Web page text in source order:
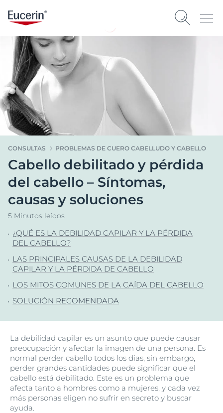
CONSULTAS PROBLEMAS DE CUERO CABELLUDO Y CABELLO
Cabello debilitado y pérdida
del cabello – Síntomas,
causas y soluciones
5 Minutos leídos
¿QUÉ ES LA DEBILIDAD CAPILAR Y LA PÉRDIDA
DEL CABELLO?
LAS PRINCIPALES CAUSAS DE LA DEBILIDAD
CAPILAR Y LA PÉRDIDA DE CABELLO
LOS MITOS COMUNES DE LA CAÍDA DEL CABELLO
SOLUCIÓN RECOMENDADA
La debilidad capilar es un asunto que puede causar
preocupación y afectar la imagen de una persona. Es
normal perder cabello todos los dias, sin embargo,
perder grandes cantidades puede significar que el
cabello está debilitado. Este es un problema que
afecta tanto a hombres como a mujeres, y cada vez
más personas eligen no sufrir en secreto y buscar
ayuda.